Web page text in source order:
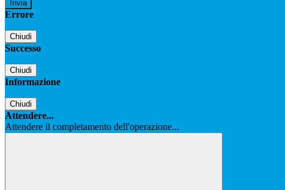
Errore
Chiudi
Successo
Chiudi
Informazione
Chiudi
Attendere...
Attendere il completamento dell'operazione...